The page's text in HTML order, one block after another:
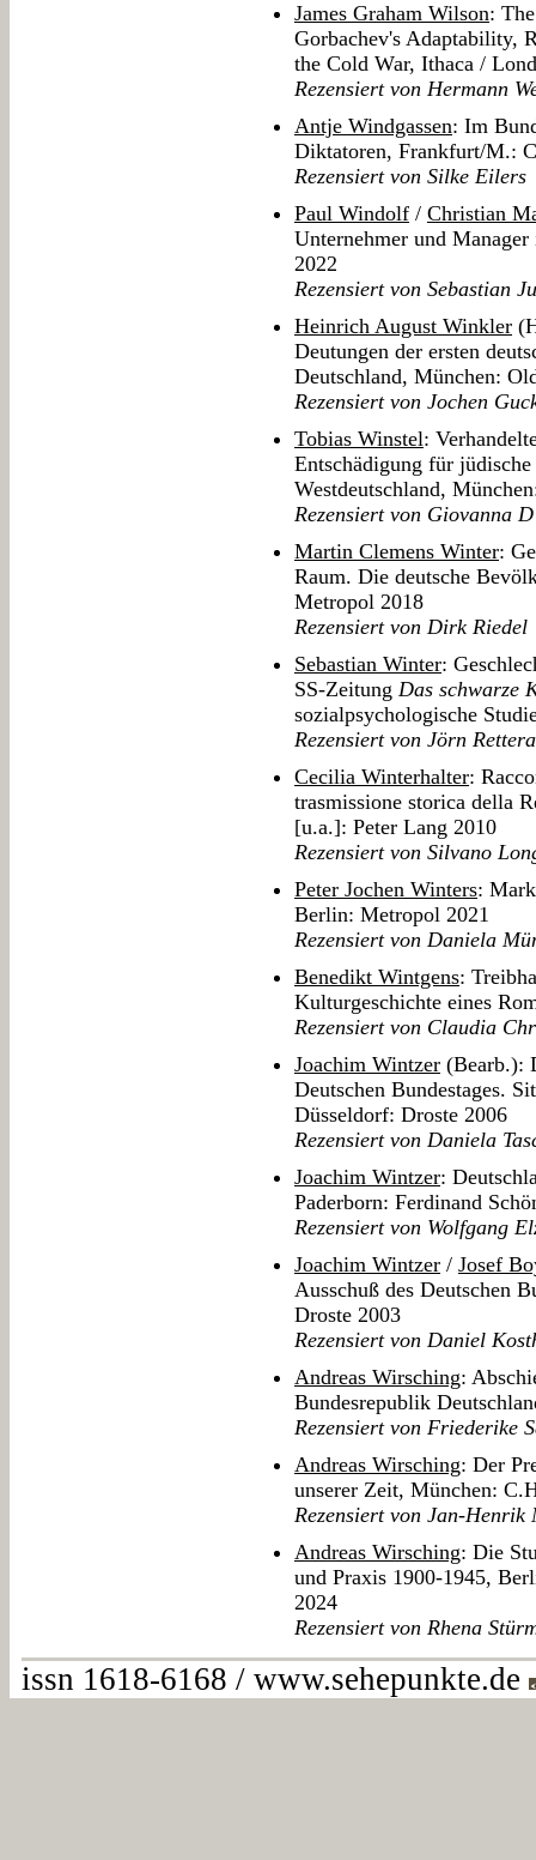
James Graham Wilson:
Gorbachev's Adaptability,
the Cold War, Ithaca /
Rezensiert von Hermann
Antje Windgassen: Im
Diktatoren, Frankfurt/M.:
Rezensiert von Silke Eilers
Paul Windolf / Christian
Unternehmer und
2022
Rezensiert von Sebastian
Heinrich August Winkler
Deutungen der ersten
Deutschland, München:
Rezensiert von Jochen
Tobias Winstel:
Entschädigung für
Westdeutschland,
Rezensiert von Giovanna
Martin Clemens Winter:
Raum. Die deutsche
Metropol 2018
Rezensiert von Dirk Riedel
Sebastian Winter:
SS-Zeitung Das schwarze
sozialpsychologische
Rezensiert von Jörn
Cecilia Winterhalter:
trasmissione storica della
[u.a.]: Peter Lang 2010
Rezensiert von Silvano
Peter Jochen Winters:
Berlin: Metropol 2021
Rezensiert von Daniela
Benedikt Wintgens:
Kulturgeschichte eines
Rezensiert von Claudia
Joachim Wintzer (Bearb.):
Deutschen Bundestages.
Düsseldorf: Droste 2006
Rezensiert von Daniela
Joachim Wintzer:
Paderborn: Ferdinand
Rezensiert von Wolfgang
Joachim Wintzer / Josef
Ausschuß des Deutschen
Droste 2003
Rezensiert von Daniel
Andreas Wirsching:
Bundesrepublik
Rezensiert von Friederike
Andreas Wirsching: Der
unserer Zeit, München:
Rezensiert von Jan-Henrik
Andreas Wirsching: Die
und Praxis 1900-1945,
2024
Rezensiert von Rhena
issn 1618-6168 / www.sehepunkte.de